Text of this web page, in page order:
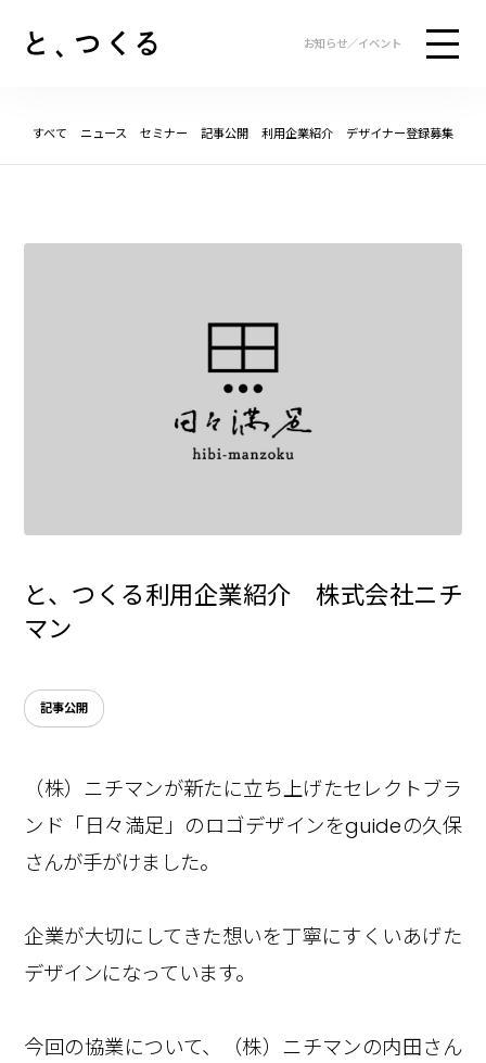
お知らせ／イベント
すべて ニュース セミナー 記事公開 利用企業紹介 デザイナー登録募集
と、つくる利用企業紹介 株式会社ニチ
マン
記事公開
（株）ニチマンが新たに立ち上げたセレクトブラ
ンド「日々満足」のロゴデザインをguideの久保
さんが手がけました。
企業が大切にしてきた想いを丁寧にすくいあげた
デザインになっています。
今回の協業について、（株）ニチマンの内田さん